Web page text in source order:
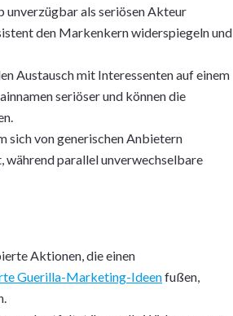
unverzügbar als seriösen Akteur
den Markenkern widerspiegeln und
Austausch mit Interessenten auf einem
seriöser und können die
sich von generischen Anbietern
parallel unverwechselbare
Aktionen, die einen
Guerilla-Marketing-Ideenfußen,